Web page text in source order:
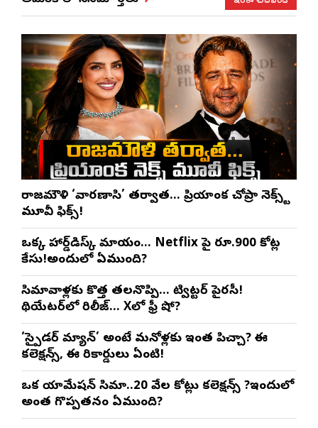
రాజమౌళి ‘వారణాసి’ తర్వాత… ప్రియాంక చోప్రా నెక్స్ట్
మూవీ ఫిక్స్!
ఒక్క హార్డ్‌డిస్క్ మాయం… Netflix పై రూ.900 కోట్ల
కేసు!అందులో ఏముంది?
సినిమావాళ్లకు కొత్త తలనొప్పి… ట్విట్టర్ పైరసీ!
థియేటర్‌లో రిలీజ్… Xలో ఫ్రీ షో?
‘స్పైడర్ మ్యాన్’ అంటే మనోళ్లకు ఇంత పిచ్చా? ఈ
కలెక్షన్స్, ఈ రికార్డులు ఏంటి!
ఒక యానిమేషన్ సినిమా..20 వేల కోట్లు కలెక్షన్స్ ?ఇందులో
అంత గొప్పతనం ఏముంది?